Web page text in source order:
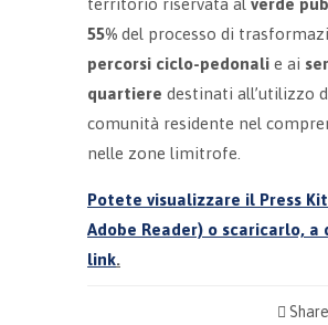
territorio riservata al verde
55% del processo di
percorsi ciclo-pedonali e ai
quartiere destinati all’utilizzo
comunità residente nel
nelle zone limitrofe.
Potete visualizzare il Press
Adobe Reader) o scaricarlo, a
link.